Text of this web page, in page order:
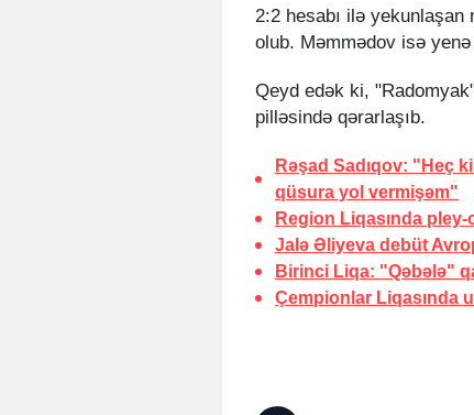
2:2 hesabı ilə
olub. Məmmədov isə
Qeyd edək ki,
pilləsində qərarlaşıb.
Rəşad Sadıqov: "Heç
qüsura yol vermişəm"
Region Liqasında
Jalə Əliyeva debüt
Birinci Liqa: "Qəbələ"
Çempionlar Liqasında